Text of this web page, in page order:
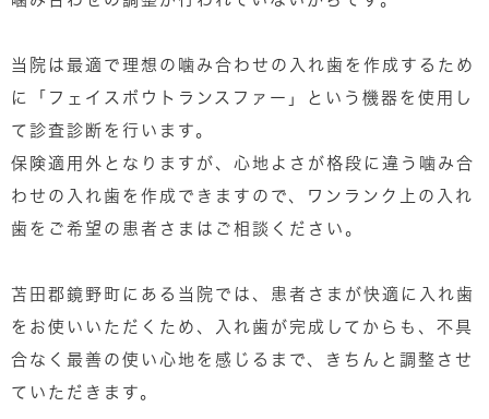
当院は最適で理想の噛み合わせの入れ歯を作成するため
に「フェイスボウトランスファー」という機器を使用し
て診査診断を行います。
保険適用外となりますが、心地よさが格段に違う噛み合
わせの入れ歯を作成できますので、ワンランク上の入れ
歯をご希望の患者さまはご相談ください。
苫田郡鏡野町にある当院では、患者さまが快適に入れ歯
をお使いいただくため、入れ歯が完成してからも、不具
合なく最善の使い心地を感じるまで、きちんと調整させ
ていただきます。